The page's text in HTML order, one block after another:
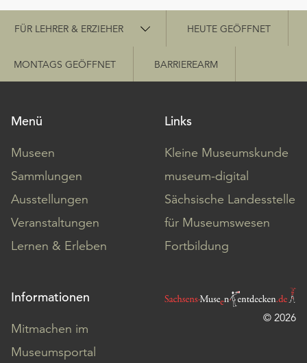
Schnellzugriff
FÜR LEHRER & ERZIEHER HEUTE GEÖFFNET
MONTAGS GEÖFFNET BARRIEREARM
Menü
Museen
Sammlungen
Ausstellungen
Veranstaltungen
Lernen & Erleben
Links
Kleine Museumskunde
museum-digital
Sächsische Landesstelle
für Museumswesen
Fortbildung
Informationen
Mitmachen im
Museumsportal
© 2026